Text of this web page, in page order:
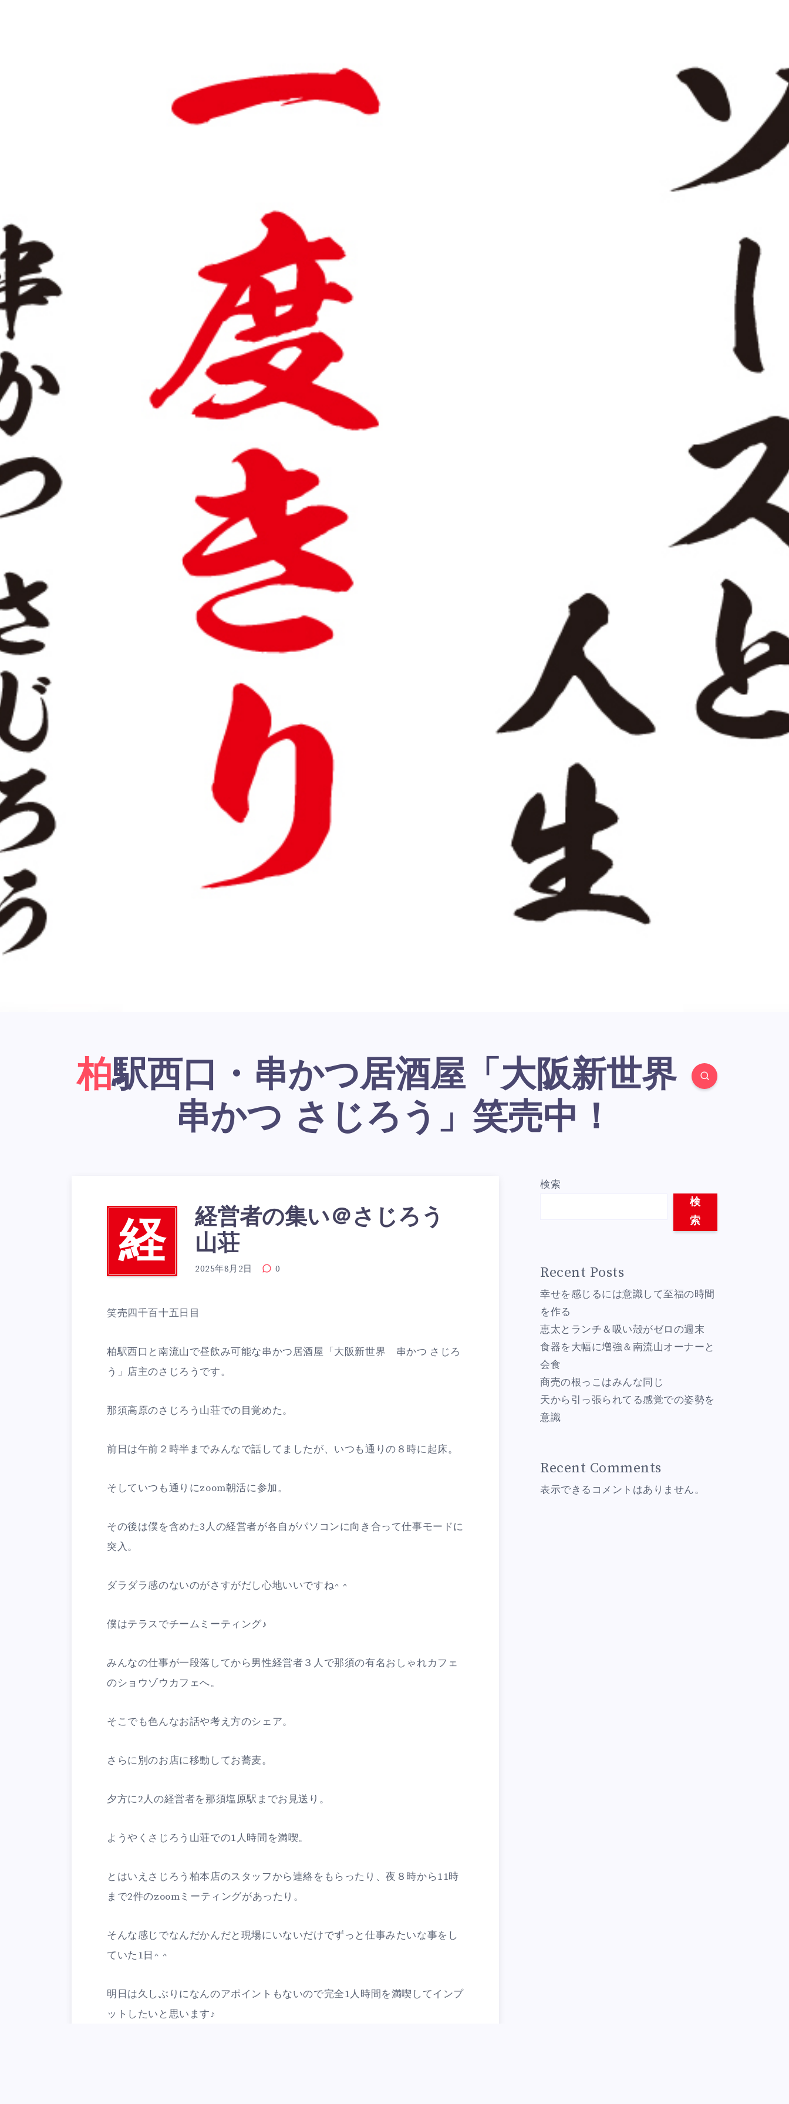
柏駅西口・串かつ居酒屋「大阪新世界
串かつ さじろう」笑売中！
経
経営者の集い＠さじろう
山荘
2025年8月2日 0
笑売四千百十五日目
柏駅西口と南流山で昼飲み可能な串かつ居酒屋「大阪新世界 串かつ さじろ
う」店主のさじろうです。
那須高原のさじろう山荘での目覚めた。
前日は午前２時半までみんなで話してましたが、いつも通りの８時に起床。
そしていつも通りにzoom朝活に参加。
その後は僕を含めた3人の経営者が各自がパソコンに向き合って仕事モードに
突入。
ダラダラ感のないのがさすがだし心地いいですね^ ^
僕はテラスでチームミーティング♪
みんなの仕事が一段落してから男性経営者３人で那須の有名おしゃれカフェ
のショウゾウカフェへ。
そこでも色んなお話や考え方のシェア。
さらに別のお店に移動してお蕎麦。
夕方に2人の経営者を那須塩原駅までお見送り。
ようやくさじろう山荘での1人時間を満喫。
とはいえさじろう柏本店のスタッフから連絡をもらったり、夜８時から11時
まで2件のzoomミーティングがあったり。
そんな感じでなんだかんだと現場にいないだけでずっと仕事みたいな事をし
ていた1日^ ^
明日は久しぶりになんのアポイントもないので完全1人時間を満喫してインプ
ットしたいと思います♪
検索
検
索
Recent Posts
幸せを感じるには意識して至福の時間
を作る
恵太とランチ＆吸い殻がゼロの週末
食器を大幅に増強＆南流山オーナーと
会食
商売の根っこはみんな同じ
天から引っ張られてる感覚での姿勢を
意識
Recent Comments
表示できるコメントはありません。